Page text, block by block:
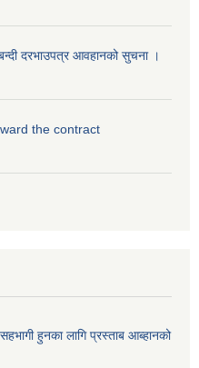
दरभाउपत्र आवहानको सुचना ।
the contract
हुनका लागि प्रस्ताब आब्हानको